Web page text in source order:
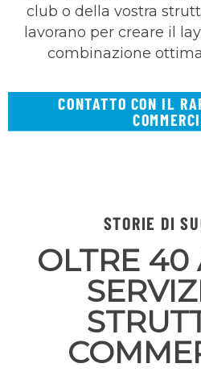
club o della vostra
lavorano per creare il
combinazione
CONTATTO CON IL
STORIE DI
OLTRE 40